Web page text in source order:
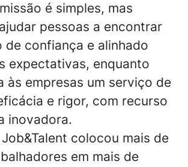
é simples, mas
pessoas a encontrar
de confiança e alinhado
expectativas, enquanto
às empresas um serviço de
e rigor, com recurso
inovadora.
colocou mais de
em mais de